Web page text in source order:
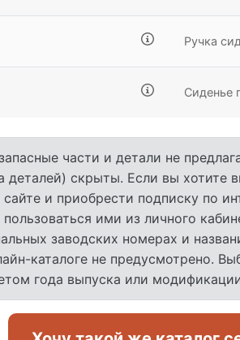
Ручка
Сиденье
части и детали не
скрыты. Если вы хотите
и приобрести подписку по
ими из личного
заводских номерах и
каталоге не предусмотрено.
года выпуска или